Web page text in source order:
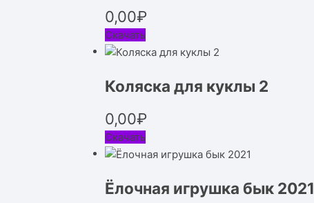
0,00₽
Скачать
Коляска для куклы 2
0,00₽
Скачать
Ёлочная игрушка бык 2021